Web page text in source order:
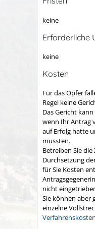
keine
Erforderliche
keine
Kosten
Für das Opfer
Regel keine
Das Gericht
wenn Ihr Antrag
auf Erfolg hatte
mussten.
Betreiben Sie
Durchsetzung
für Sie Kosten
nicht
Sie können aber
einzelne